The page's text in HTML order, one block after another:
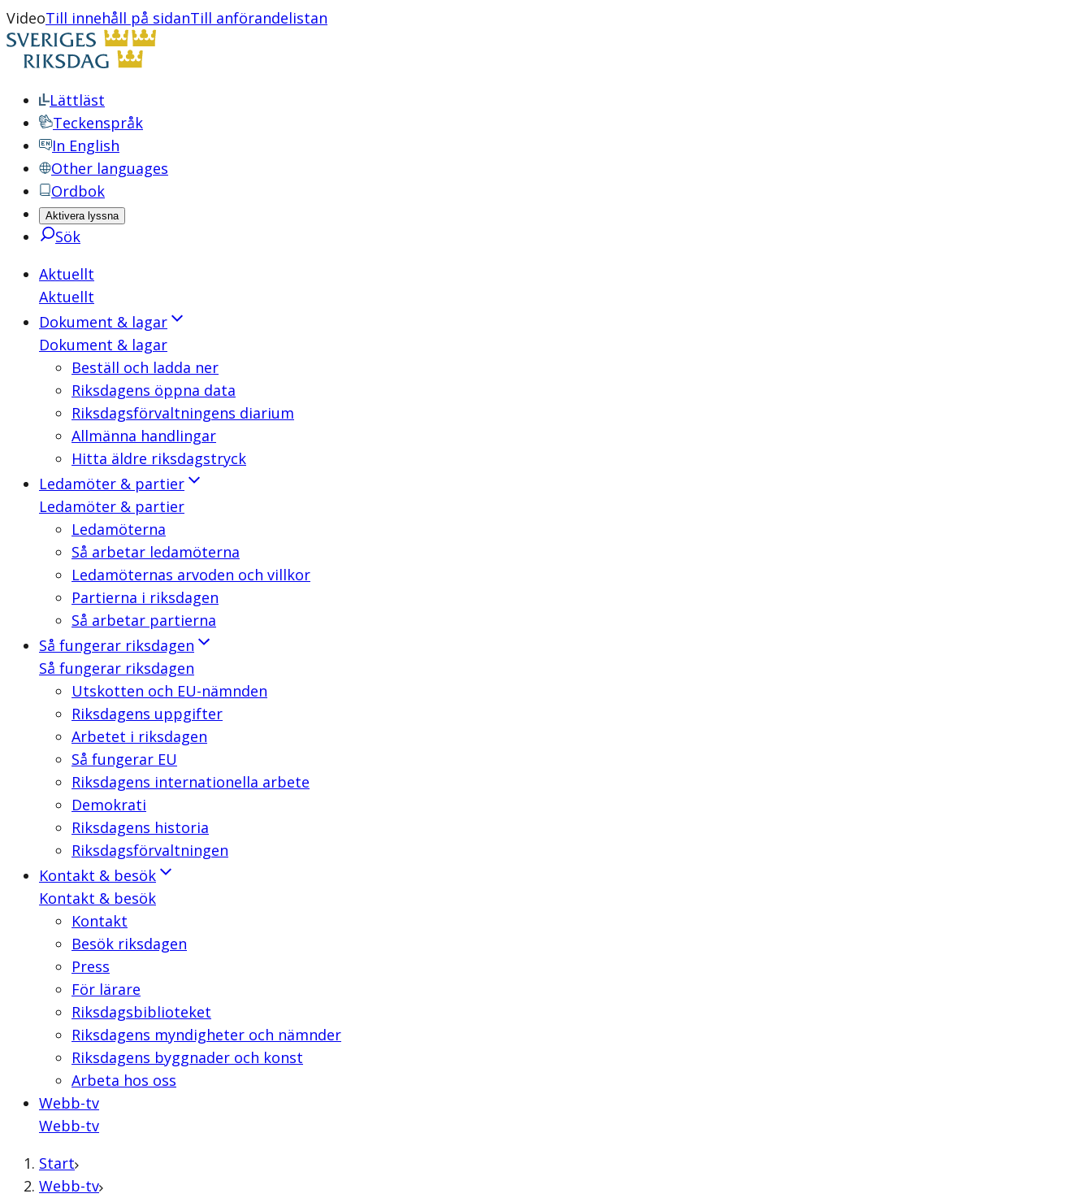
VideoTill innehåll på sidanTill anförandelistan
Lättläst
Teckenspråk
In English
Other languages
Ordbok
Aktivera lyssna
Sök
Aktuellt
Aktuellt
Dokument & lagar
Dokument & lagar
Beställ och ladda ner
Riksdagens öppna data
Riksdagsförvaltningens diarium
Allmänna handlingar
Hitta äldre riksdagstryck
Ledamöter & partier
Ledamöter & partier
Ledamöterna
Så arbetar ledamöterna
Ledamöternas arvoden och villkor
Partierna i riksdagen
Så arbetar partierna
Så fungerar riksdagen
Så fungerar riksdagen
Utskotten och EU-nämnden
Riksdagens uppgifter
Arbetet i riksdagen
Så fungerar EU
Riksdagens internationella arbete
Demokrati
Riksdagens historia
Riksdagsförvaltningen
Kontakt & besök
Kontakt & besök
Kontakt
Besök riksdagen
Press
För lärare
Riksdagsbiblioteket
Riksdagens myndigheter och nämnder
Riksdagens byggnader och konst
Arbeta hos oss
Webb-tv
Webb-tv
Start
Webb-tv